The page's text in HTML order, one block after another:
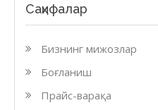
Саҳифалар
Бизнинг мижозлар
Боғланиш
Прайс-варақа